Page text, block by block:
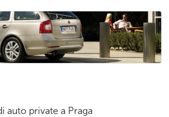
auto private a Praga